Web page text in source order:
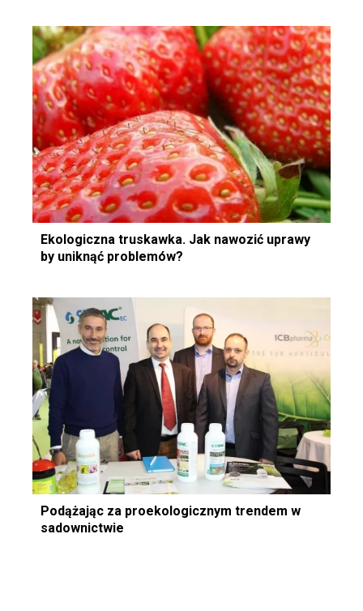
Ekologiczna truskawka. Jak nawozić uprawy
by uniknąć problemów?
Podążając za proekologicznym trendem w
sadownictwie